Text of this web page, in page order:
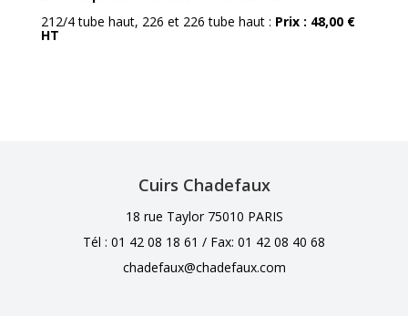
212/4 tube haut, 226 et 226 tube haut : Prix : 48,00 €
HT
Cuirs Chadefaux
18 rue Taylor 75010 PARIS
Tél : 01 42 08 18 61 / Fax: 01 42 08 40 68
chadefaux@chadefaux.com